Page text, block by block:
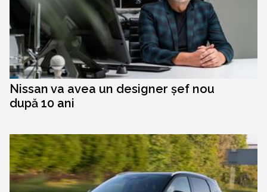
Nissan va avea un designer șef nou
după 10 ani